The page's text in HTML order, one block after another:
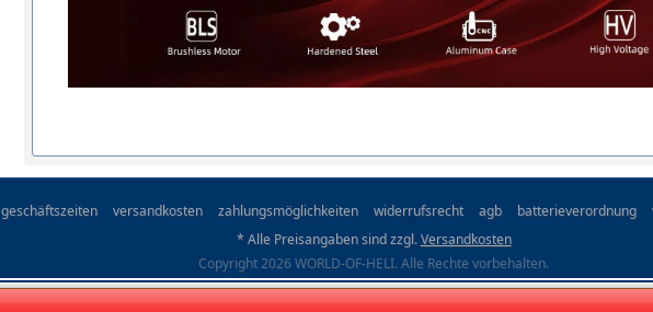
geschäftszeiten versandkosten zahlungsmöglichkeiten widerrufsrecht agb batterieverordnung
* Alle Preisangaben sind zzgl.Versandkosten
Copyright 2026 WORLD-OF-HELI. Alle Rechte vorbehalten.